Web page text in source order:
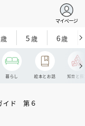
マイページ
歳 5歳 6歳
暮らし 絵本とお話 知育と探